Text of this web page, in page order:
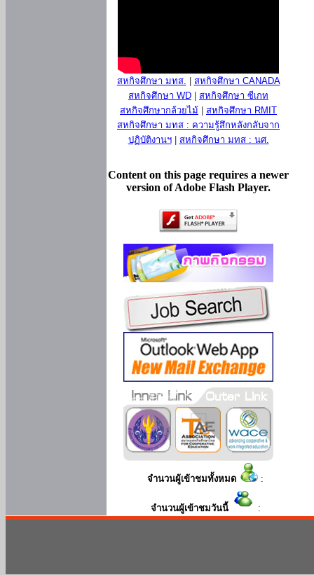
สหกิจศึกษา มทส.
สหกิจศึกษา CANADA
สหกิจศึกษา WD
สหกิจศึกษา ซีเกท
สหกิจศึกษากล้วยไม้
สหกิจศึกษา RMIT
สหกิจศึกษา มทส : ความรู้สึกหลังกลับจาก
ปฏิบัติงานฯ| สหกิจศึกษา มทส : นศ.
Content on this page requires a newer
version of Adobe Flash Player.
จำนวนผู้เข้าชมทั้งหมด :
จำนวนผู้เข้าชมวันนี้ :